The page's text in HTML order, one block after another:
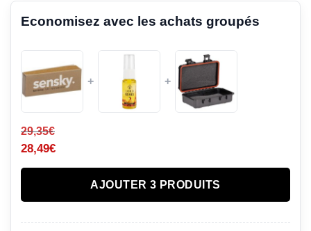
Economisez avec les achats groupés
+ +
29,35€
28,49€
AJOUTER 3 PRODUITS